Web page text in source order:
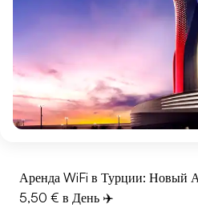
Аренда WiFi в Турции: Новый
5,50 € в День ✈️